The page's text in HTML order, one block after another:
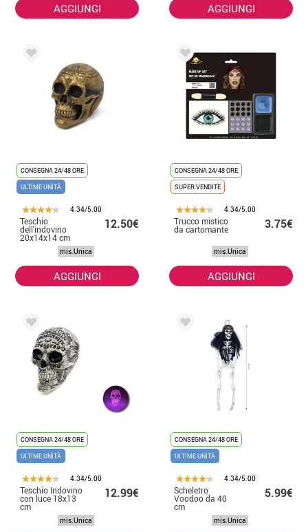
AGGIUNGI AGGIUNGI
CONSEGNA 24/48 ORE
ULTIME UNITÀ
4.34/5.00
Teschio
dell'indovino
20x14x14 cm
12.50€
mis.Unica
AGGIUNGI
CONSEGNA 24/48 ORE
SUPER VENDITE
4.34/5.00
Trucco mistico
da cartomante 3.75€
mis.Unica
AGGIUNGI
CONSEGNA 24/48 ORE
ULTIME UNITÀ
4.34/5.00
Teschio Indovino
con luce 18x13
cm
12.99€
mis.Unica
CONSEGNA 24/48 ORE
ULTIME UNITÀ
4.34/5.00
Scheletro
Voodoo da 40
cm
5.99€
mis.Unica